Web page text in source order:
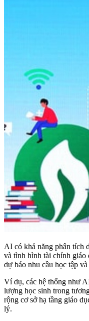
AI có khả năng phân tích
và tình hình tài chính giáo
dự báo nhu cầu học tập
Ví dụ, các hệ thống như
lượng học sinh trong
rộng cơ sở hạ tầng giáo
lý.